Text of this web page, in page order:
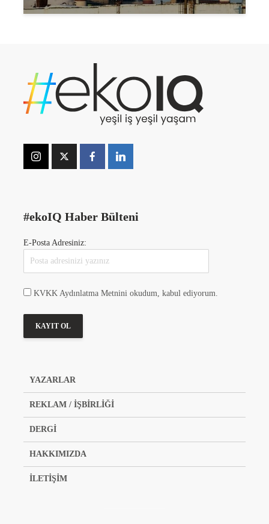
#ekoIQ Haber Bülteni
E-Posta Adresiniz:
KVKK Aydınlatma Metnini okudum, kabul ediyorum.
YAZARLAR
REKLAM / İŞBİRLİĞİ
DERGİ
HAKKIMIZDA
İLETİŞİM